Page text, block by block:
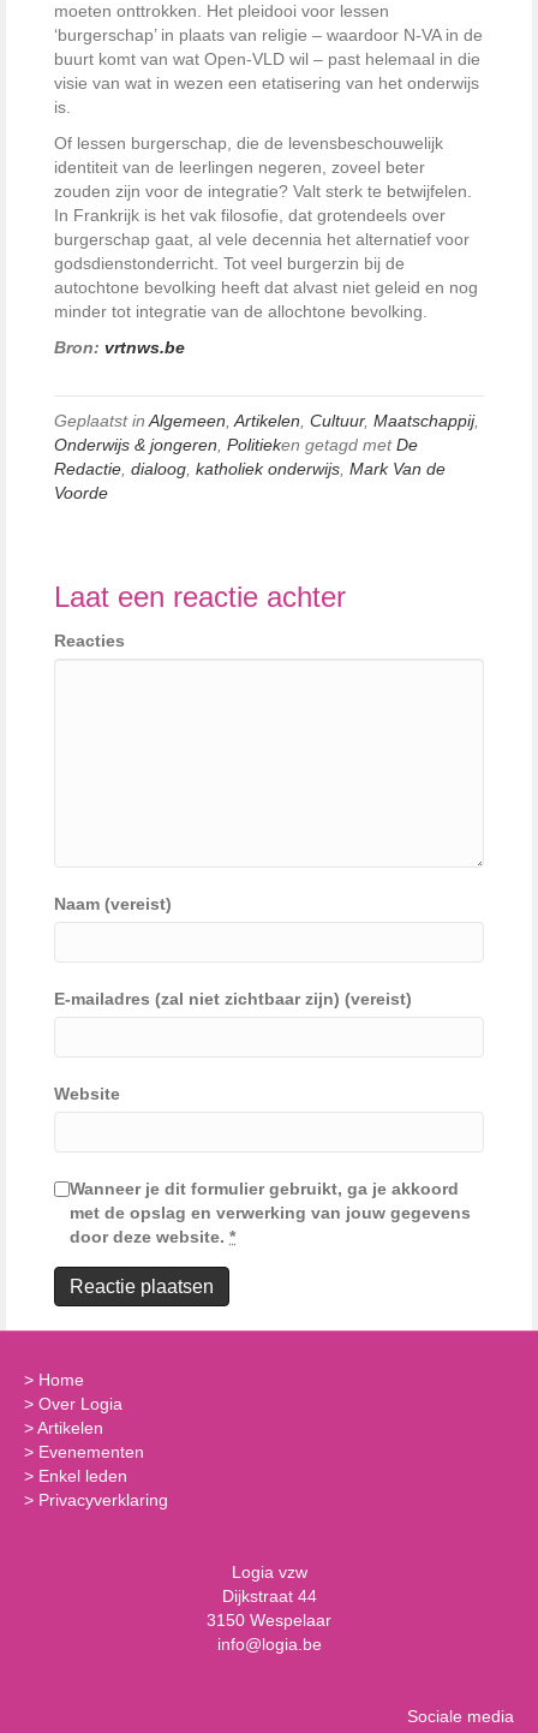
moeten onttrokken. Het pleidooi voor lessen
‘burgerschap’ in plaats van religie – waardoor N-VA in de
buurt komt van wat Open-VLD wil – past helemaal in die
visie van wat in wezen een etatisering van het onderwijs
is.
Of lessen burgerschap, die de levensbeschouwelijk
identiteit van de leerlingen negeren, zoveel beter
zouden zijn voor de integratie? Valt sterk te betwijfelen.
In Frankrijk is het vak filosofie, dat grotendeels over
burgerschap gaat, al vele decennia het alternatief voor
godsdienstonderricht. Tot veel burgerzin bij de
autochtone bevolking heeft dat alvast niet geleid en nog
minder tot integratie van de allochtone bevolking.
Bron: vrtnws.be
Geplaatst in Algemeen Artikelen Cultuur, Maatschappij,
Onderwijs & jongeren Politieken getagd metDe
Redactie dialoog katholiek onderwijs Mark Van de
Voorde
Laat een reactie achter
Reacties
Naam (vereist)
E-mailadres (zal niet zichtbaar zijn) (vereist)
Website
Wanneer je dit formulier gebruikt, ga je akkoord
met de opslag en verwerking van jouw gegevens
door deze website. *
> Home
> Over Logia
>Artikelen
> Evenementen
> Enkel leden
> Privacyverklaring
Logia vzw
Dijkstraat 44
3150 Wespelaar
info@logia.be
Sociale media